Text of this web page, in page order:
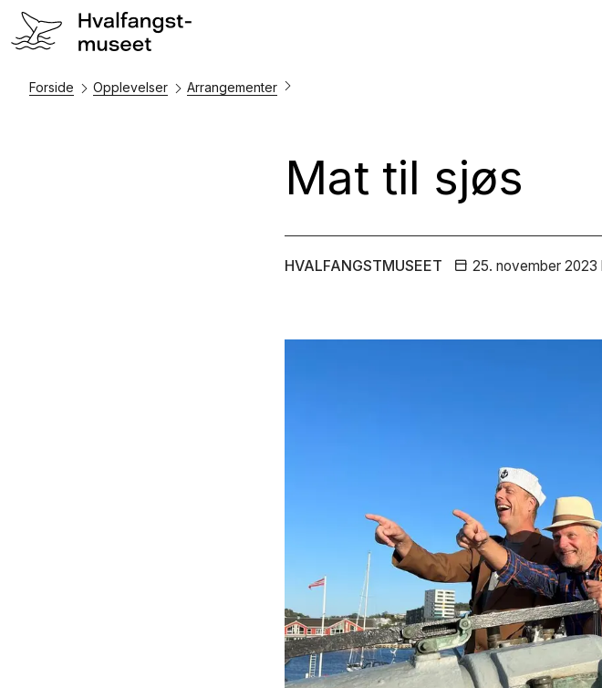
Forside Opplevelser Arrangementer
Mat til sjøs
HVALFANGSTMUSEET 25. november 2023